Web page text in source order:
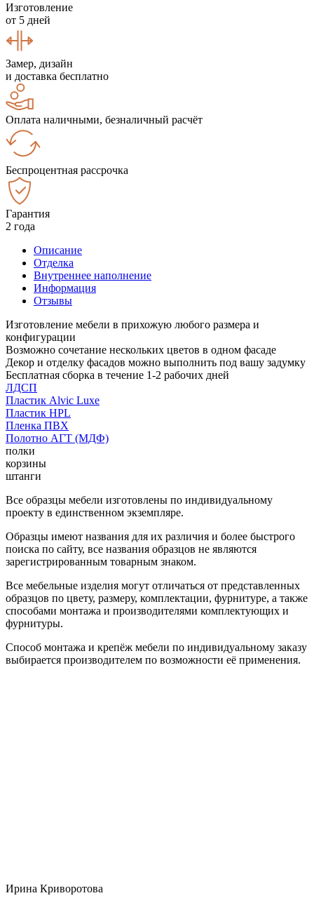
Изготовление
от 5 дней
Замер, дизайн
и доставка бесплатно
Оплата наличными, безналичный расчёт
Беспроцентная рассрочка
Гарантия
2 года
Описание
Отделка
Внутреннее наполнение
Информация
Отзывы
Изготовление мебели в прихожую любого размера и
конфигурации
Возможно сочетание нескольких цветов в одном фасаде
Декор и отделку фасадов можно выполнить под вашу задумку
Бесплатная сборка в течение 1-2 рабочих дней
ЛДСП
Пластик Alvic Luxe
Пластик HPL
Пленка ПВХ
Полотно АГТ (МДФ)
полки
корзины
штанги
Все образцы мебели изготовлены по индивидуальному
проекту в единственном экземпляре.
Образцы имеют названия для их различия и более быстрого
поиска по сайту, все названия образцов не являются
зарегистрированным товарным знаком.
Все мебельные изделия могут отличаться от представленных
образцов по цвету, размеру, комплектации, фурнитуре, а также
способами монтажа и производителями комплектующих и
фурнитуры.
Способ монтажа и крепёж мебели по индивидуальному заказу
выбирается производителем по возможности её применения.
Ирина Криворотова